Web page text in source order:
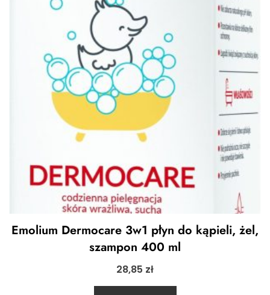
Emolium Dermocare 3w1 płyn do kąpieli, żel,
szampon 400 ml
28,85 zł